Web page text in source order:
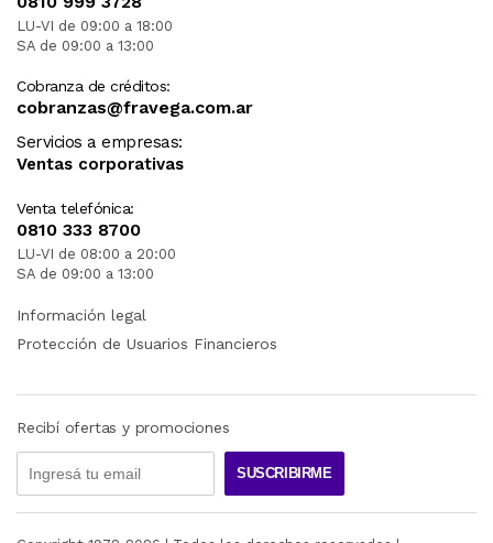
LU-VI de 09:00 a 18:00
SA de 09:00 a 13:00
Cobranza de créditos:
cobranzas@fravega.com.ar
Servicios a empresas:
Ventas corporativas
Venta telefónica:
0810 333 8700
LU-VI de 08:00 a 20:00
SA de 09:00 a 13:00
Información legal
Protección de Usuarios Financieros
Recibí ofertas y promociones
SUSCRIBIRME